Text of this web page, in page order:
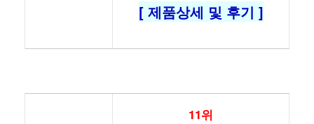
[ 제품상세 및 후기 ]
11위